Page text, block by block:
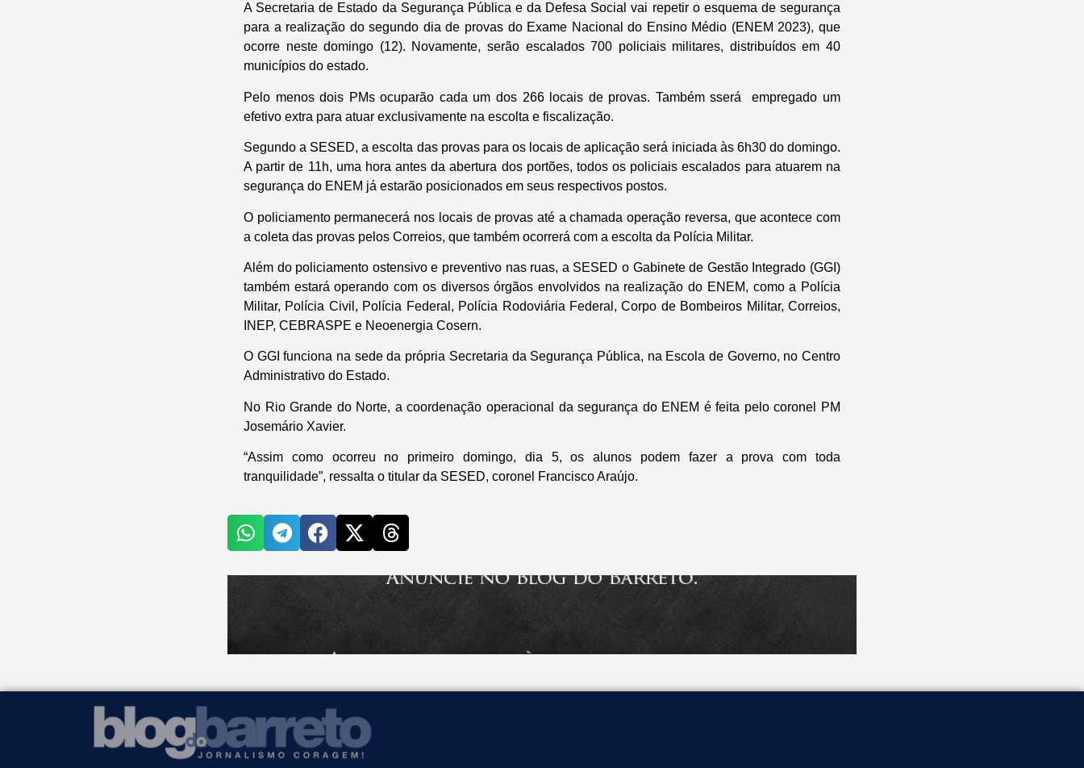
A Secretaria de Estado da Segurança Pública e da Defesa Social vai repetir o esquema de segurança
para a realização do segundo dia de provas do Exame Nacional do Ensino Médio (ENEM 2023), que
ocorre neste domingo (12). Novamente, serão escalados 700 policiais militares, distribuídos em 40
municípios do estado.
Pelo menos dois PMs ocuparão cada um dos 266 locais de provas. Também sserá empregado um
efetivo extra para atuar exclusivamente na escolta e fiscalização.
Segundo a SESED, a escolta das provas para os locais de aplicação será iniciada às 6h30 do domingo.
A partir de 11h, uma hora antes da abertura dos portões, todos os policiais escalados para atuarem na
segurança do ENEM já estarão posicionados em seus respectivos postos.
O policiamento permanecerá nos locais de provas até a chamada operação reversa, que acontece com
a coleta das provas pelos Correios, que também ocorrerá com a escolta da Polícia Militar.
Além do policiamento ostensivo e preventivo nas ruas, a SESED o Gabinete de Gestão Integrado (GGI)
também estará operando com os diversos órgãos envolvidos na realização do ENEM, como a Polícia
Militar, Polícia Civil, Polícia Federal, Polícia Rodoviária Federal, Corpo de Bombeiros Militar, Correios,
INEP, CEBRASPE e Neoenergia Cosern.
O GGI funciona na sede da própria Secretaria da Segurança Pública, na Escola de Governo, no Centro
Administrativo do Estado.
No Rio Grande do Norte, a coordenação operacional da segurança do ENEM é feita pelo coronel PM
Josemário Xavier.
“Assim como ocorreu no primeiro domingo, dia 5, os alunos podem fazer a prova com toda
tranquilidade”, ressalta o titular da SESED, coronel Francisco Araújo.